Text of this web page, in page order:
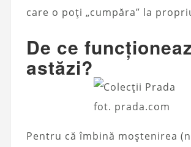
care o poți „cumpăra” la
De ce
astăzi?
fot. prada.com
Pentru că îmbină moștenirea